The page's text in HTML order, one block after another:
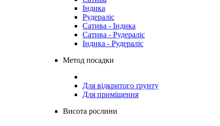
Індика
Рудераліс
Сатива - Індика
Сатива - Рудераліс
Індика - Рудераліс
Метод посадки
Для відкритого ґрунту
Для приміщення
Висота рослини